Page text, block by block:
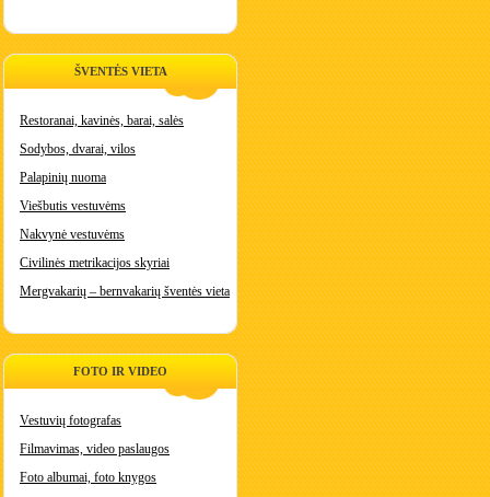
ŠVENTĖS VIETA
Restoranai, kavinės, barai, salės
Sodybos, dvarai, vilos
Palapinių nuoma
Viešbutis vestuvėms
Nakvynė vestuvėms
Civilinės metrikacijos skyriai
Mergvakarių – bernvakarių šventės vieta
FOTO IR VIDEO
Vestuvių fotografas
Filmavimas, video paslaugos
Foto albumai, foto knygos